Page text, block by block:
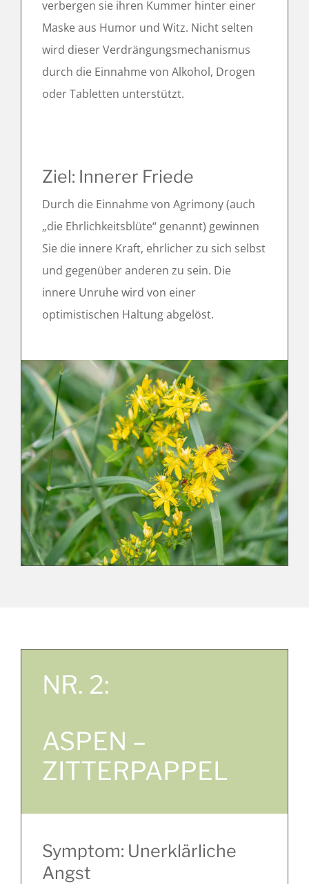
verbergen sie ihren Kummer hinter einer
Maske aus Humor und Witz. Nicht selten
wird dieser Verdrängungsmechanismus
durch die Einnahme von Alkohol, Drogen
oder Tabletten unterstützt.
Ziel: Innerer Friede
Durch die Einnahme von Agrimony (auch
„die Ehrlichkeitsblüte“ genannt) gewinnen
Sie die innere Kraft, ehrlicher zu sich selbst
und gegenüber anderen zu sein. Die
innere Unruhe wird von einer
optimistischen Haltung abgelöst.
NR. 2:
ASPEN –
ZITTERPAPPEL
Symptom: Unerklärliche
Angst